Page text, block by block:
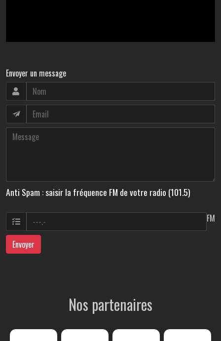
Envoyer un message
Anti Spam : saisir la fréquence FM de votre radio (101.5)
FM
Envoyer
Nos partenaires